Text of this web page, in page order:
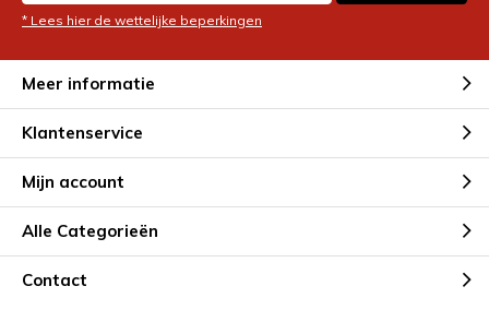
* Lees hier de wettelijke beperkingen
Meer informatie
Klantenservice
Mijn account
Alle Categorieën
Contact